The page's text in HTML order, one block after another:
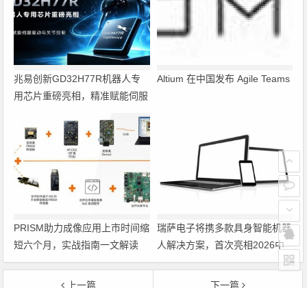
兆易创新GD32H77R机器人专
用芯片重磅亮相，精准赋能伺服
Altium 在中国发布 Agile Teams
PRISM助力成像应用上市时间缩
短六个月，实战指南一文解读
瑞萨电子将携多款具身智能机器
人解决方案，首次亮相2026中
国具身智能机器人产业大会
上一篇 下一篇